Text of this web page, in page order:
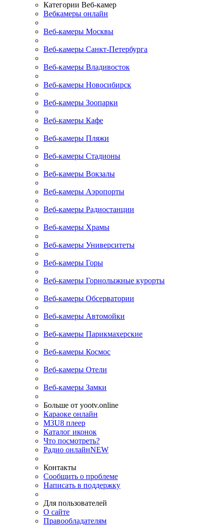
Категории Веб-камер
Вебкамеры онлайн
Веб-камеры Москвы
Веб-камеры Санкт-Петербурга
Веб-камеры Владивосток
Веб-камеры Новосибирск
Веб-камеры Зоопарки
Веб-камеры Кафе
Веб-камеры Пляжи
Веб-камеры Стадионы
Веб-камеры Вокзалы
Веб-камеры Аэропорты
Веб-камеры Радиостанции
Веб-камеры Храмы
Веб-камеры Университеты
Веб-камеры Горы
Веб-камеры Горнолыжные курорты
Веб-камеры Обсерватории
Веб-камеры Автомойки
Веб-камеры Парикмахерские
Веб-камеры Космос
Веб-камеры Отели
Веб-камеры Замки
Больше от yootv.online
Караоке онлайн
M3U8 плеер
Каталог иконок
Что посмотреть?
Радио онлайнNEW
Контакты
Сообщить о проблеме
Написать в поддержку
Для пользователей
О сайте
Правообладателям